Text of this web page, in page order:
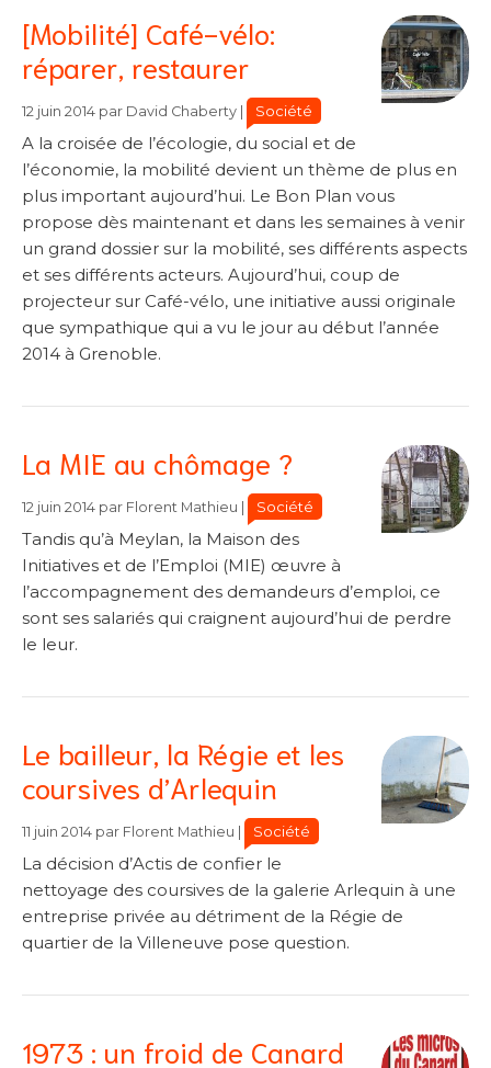
[Mobilité] Café-vélo:
réparer, restaurer
12 juin 2014 par David Chaberty Catégories
Catégories
Société
A la croisée de l’écologie, du social et de
l’économie, la mobilité devient un thème de plus en
plus important aujourd’hui. Le Bon Plan vous
propose dès maintenant et dans les semaines à venir
un grand dossier sur la mobilité, ses différents aspects
et ses différents acteurs. Aujourd’hui, coup de
projecteur sur Café-vélo, une initiative aussi originale
que sympathique qui a vu le jour au début l’année
2014 à Grenoble.
La MIE au chômage ?
12 juin 2014 par Florent Mathieu Catégories
Catégories
Société
Tandis qu’à Meylan, la Maison des
Initiatives et de l’Emploi (MIE) œuvre à
l’accompagnement des demandeurs d’emploi, ce
sont ses salariés qui craignent aujourd’hui de perdre
le leur.
Le bailleur, la Régie et les
coursives d’Arlequin
11 juin 2014 par Florent Mathieu Catégories
Catégories
Société
La décision d’Actis de confier le
nettoyage des coursives de la galerie Arlequin à une
entreprise privée au détriment de la Régie de
quartier de la Villeneuve pose question.
1973 : un froid de Canard